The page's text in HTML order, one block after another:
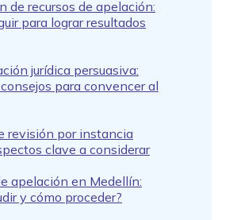
de recursos de apelación:
para lograr resultados
jurídica persuasiva:
para convencer al
revisión por instancia
clave a considerar
apelación en Medellín:
y cómo proceder?